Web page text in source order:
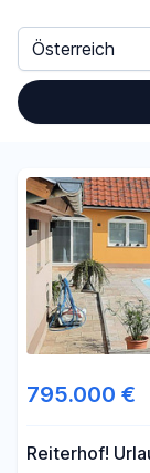
Land
795.000 €
Reiterhof!